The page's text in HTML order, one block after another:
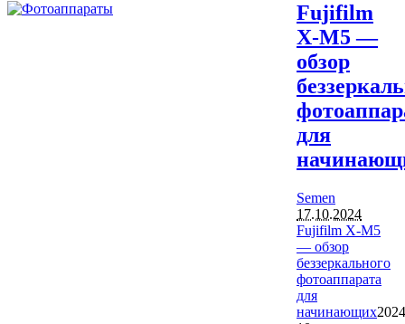
Fujifilm
X-M5 —
обзор
для
Semen
17.10.2024
Fujifilm X-M5
— обзор
беззеркального
фотоаппарата
для
начинающих